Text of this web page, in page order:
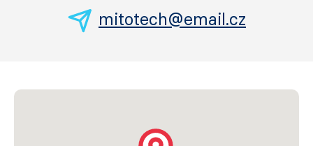
mitotech@email.cz